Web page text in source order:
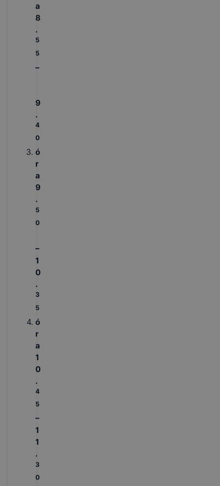
a
8
.
5
5
–
9
.
4
0
ó
r
a
9
.
5
0
–
1
0
.
3
5
ó
r
a
1
0
.
4
5
–
1
1
.
3
0